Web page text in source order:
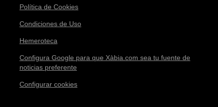
Política de Cookies
Condiciones de Uso
Hemeroteca
Configura Google para que Xàbia.com sea tu fuente de
noticias preferente
Configurar cookies